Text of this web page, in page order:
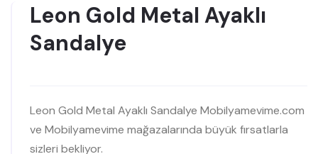
Leon Gold Metal Ayaklı
Sandalye
Leon Gold Metal Ayaklı Sandalye Mobilyamevime.com
ve Mobilyamevime mağazalarında büyük fırsatlarla
sizleri bekliyor.